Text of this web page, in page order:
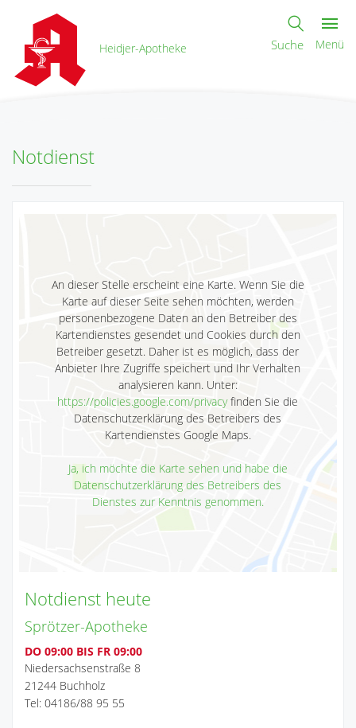
Heidjer-Apotheke Suche Menü
Notdienst
An dieser Stelle erscheint eine Karte. Wenn Sie die
Karte auf dieser Seite sehen möchten, werden
personenbezogene Daten an den Betreiber des
Kartendienstes gesendet und Cookies durch den
Betreiber gesetzt. Daher ist es möglich, dass der
Anbieter Ihre Zugriffe speichert und Ihr Verhalten
analysieren kann. Unter:
https://policies.google.com/privacyfinden Sie die
Datenschutzerklärung des Betreibers des
Kartendienstes Google Maps.
Ja, ich möchte die Karte sehen und habe die
Datenschutzerklärung des Betreibers des
Dienstes zur Kenntnis genommen.
Notdienst heute
Sprötzer-Apotheke
DO 09:00 BIS FR 09:00
Niedersachsenstraße 8
21244 Buchholz
Tel: 04186/88 95 55